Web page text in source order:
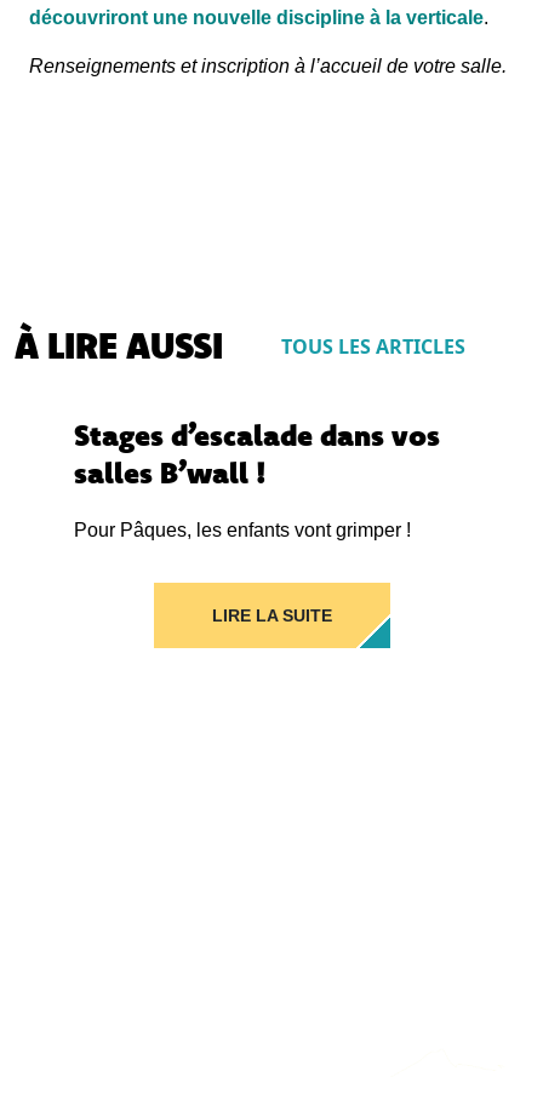
découvriront une nouvelle discipline à la verticale.
Renseignements et inscription à l’accueil de votre salle.
À LIRE AUSSI TOUS LES ARTICLES
Stages d’escalade dans vos
salles B’wall !
Pour Pâques, les enfants vont grimper !
LIRE LA SUITE